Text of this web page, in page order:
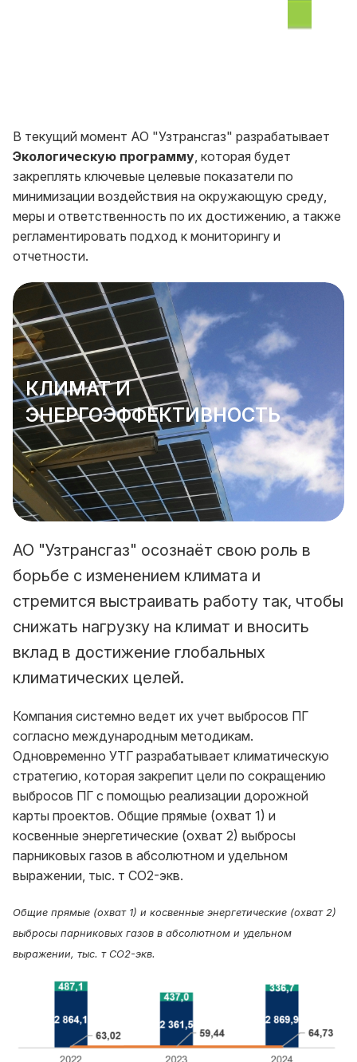
В текущий момент АО "Узтрансгаз" разрабатывает
Экологическую программу, которая будет
закреплять ключевые целевые показатели по
минимизации воздействия на окружающую среду,
меры и ответственность по их достижению, а также
регламентировать подход к мониторингу и
отчетности.
КЛИМАТ И
ЭНЕРГОЭФФЕКТИВНОСТЬ
АО "Узтрансгаз" осознаёт свою роль в
борьбе с изменением климата и
стремится выстраивать работу так, чтобы
снижать нагрузку на климат и вносить
вклад в достижение глобальных
климатических целей.
Компания системно ведет их учет выбросов ПГ
согласно международным методикам.
Одновременно УТГ разрабатывает климатическую
стратегию, которая закрепит цели по сокращению
выбросов ПГ с помощью реализации дорожной
карты проектов. Общие прямые (охват 1) и
косвенные энергетические (охват 2) выбросы
парниковых газов в абсолютном и удельном
выражении, тыс. т CO2-экв.
Общие прямые (охват 1) и косвенные энергетические (охват 2)
выбросы парниковых газов в абсолютном и удельном
выражении, тыс. т CO2-экв.